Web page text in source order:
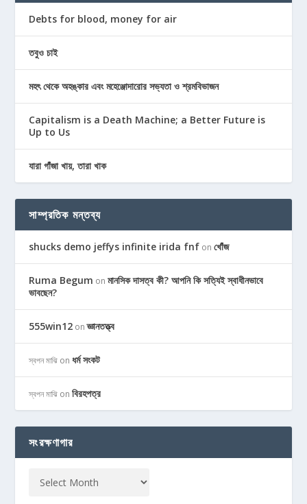
Debts for blood, money for air
তবুও চাই
মহৎ থেকে অহঙ্কার এবং মহেঞ্জোদারোর সভ্যতা ও শ্রমবিভাজন
Capitalism is a Death Machine; a Better Future is
Up to Us
যারা গাঁজা খায়, তারা খাক
সাম্প্রতিক মন্তব্য
shucks demo jeffys infinite irida fnf onখোঁজ
Ruma Begum onমানসিক দাসত্ব কী? আপনি কি সত্যিই স্বাধীনভাবে
ভাবছেন?
555win12 onজ্ঞানতত্ত্ব
স্বপন মাঝি onধর্ম সংকট
স্বপন মাঝি onবিরহপত্র
সংরক্ষণাগার